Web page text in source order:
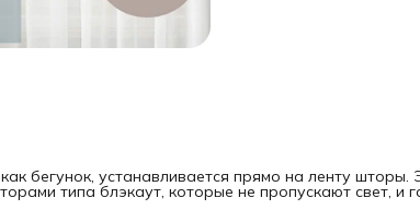
бегунок, устанавливается прямо на ленту шторы.
типа блэкаут, которые не пропускают свет, и